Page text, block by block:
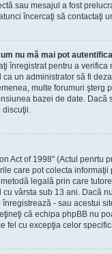
sau mesajul a fost
încercaţi să contactaţi
nu mă mai pot
înregistrat pentru a
un administrator să fi
multe forumuri şterg
bazei de date. Dacă
discuţii.
Act of 1998" (Actul penrtu
care pot colecta
legală prin care
vârsta sub 13 ani. Dacă
- sau acestui
că echipa phpBB nu
fel cu excepţia celor